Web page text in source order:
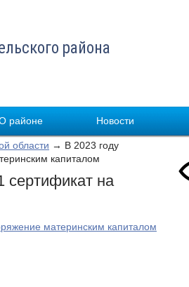
района
районе Новости
области → В 2023 году
капиталом
сертификат на
материнским капиталом